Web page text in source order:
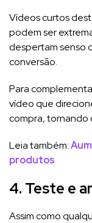
Vídeos curtos
podem ser
despertam senso
conversão.
Para
vídeo que
compra, tornando
Leia também:
produtos
4. Teste e
Assim como